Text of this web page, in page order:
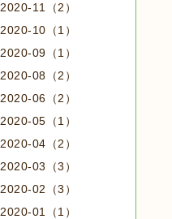
2020-11（2）
2020-10（1）
2020-09（1）
2020-08（2）
2020-06（2）
2020-05（1）
2020-04（2）
2020-03（3）
2020-02（3）
2020-01（1）